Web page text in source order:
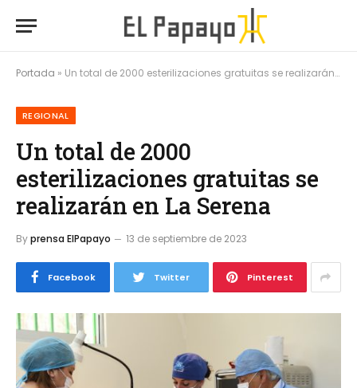
Portada » Un total de 2000 esterilizaciones gratuitas se realizarán en La Serena
REGIONAL
Un total de 2000
esterilizaciones gratuitas se
realizarán en La Serena
Byprensa ElPapayo 13 de septiembre de 2023
Facebook Twitter Pinterest